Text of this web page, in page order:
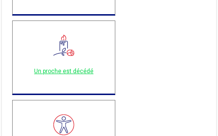
Un proche est décédé